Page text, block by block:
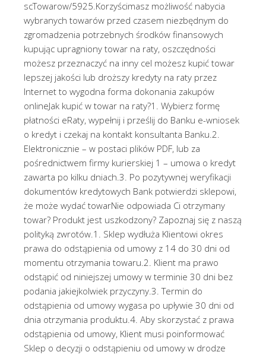
scTowarow/5925.Korzyścimasz możliwość nabycia
wybranych towarów przed czasem niezbędnym do
zgromadzenia potrzebnych środków finansowych
kupując upragniony towar na raty, oszczędności
możesz przeznaczyć na inny cel możesz kupić towar
lepszej jakości lub droższy kredyty na raty przez
Internet to wygodna forma dokonania zakupów
onlineJak kupić w towar na raty?1. Wybierz formę
płatności eRaty, wypełnij i prześlij do Banku e-wniosek
o kredyt i czekaj na kontakt konsultanta Banku.2.
Elektronicznie – w postaci plików PDF, lub za
pośrednictwem firmy kurierskiej 1 – umowa o kredyt
zawarta po kilku dniach.3. Po pozytywnej weryfikacji
dokumentów kredytowych Bank potwierdzi sklepowi,
że może wydać towarNie odpowiada Ci otrzymany
towar? Produkt jest uszkodzony? Zapoznaj się z naszą
polityką zwrotów.1. Sklep wydłuża Klientowi okres
prawa do odstąpienia od umowy z 14 do 30 dni od
momentu otrzymania towaru.2. Klient ma prawo
odstąpić od niniejszej umowy w terminie 30 dni bez
podania jakiejkolwiek przyczyny.3. Termin do
odstąpienia od umowy wygasa po upływie 30 dni od
dnia otrzymania produktu.4. Aby skorzystać z prawa
odstąpienia od umowy, Klient musi poinformować
Sklep o decyzji o odstąpieniu od umowy w drodze